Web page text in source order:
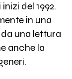
del 1992.
in una
una lettura
anche la